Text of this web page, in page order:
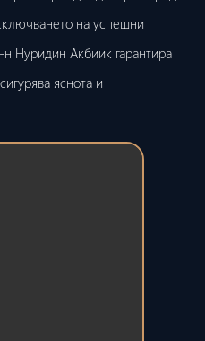
на успешни
Нуридин Акбиик гарантира
яснота и